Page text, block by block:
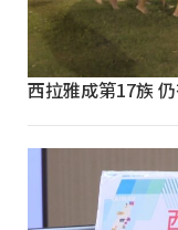
西拉雅成第17族